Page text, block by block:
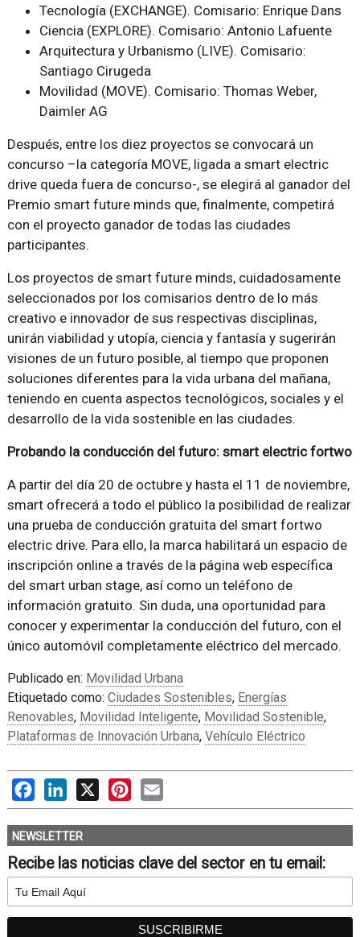
Tecnología (EXCHANGE). Comisario: Enrique Dans
Ciencia (EXPLORE). Comisario: Antonio Lafuente
Arquitectura y Urbanismo (LIVE). Comisario:
Santiago Cirugeda
Movilidad (MOVE). Comisario: Thomas Weber,
Daimler AG
Después, entre los diez proyectos se convocará un
concurso –la categoría MOVE, ligada a smart electric
drive queda fuera de concurso-, se elegirá al ganador del
Premio smart future minds que, finalmente, competirá
con el proyecto ganador de todas las ciudades
participantes.
Los proyectos de smart future minds, cuidadosamente
seleccionados por los comisarios dentro de lo más
creativo e innovador de sus respectivas disciplinas,
unirán viabilidad y utopía, ciencia y fantasía y sugerirán
visiones de un futuro posible, al tiempo que proponen
soluciones diferentes para la vida urbana del mañana,
teniendo en cuenta aspectos tecnológicos, sociales y el
desarrollo de la vida sostenible en las ciudades.
Probando la conducción del futuro: smart electric fortwo
A partir del día 20 de octubre y hasta el 11 de noviembre,
smart ofrecerá a todo el público la posibilidad de realizar
una prueba de conducción gratuita del smart fortwo
electric drive. Para ello, la marca habilitará un espacio de
inscripción online a través de la página web específica
del smart urban stage, así como un teléfono de
información gratuito. Sin duda, una oportunidad para
conocer y experimentar la conducción del futuro, con el
único automóvil completamente eléctrico del mercado.
Publicado en: Movilidad Urbana
Etiquetado como: Ciudades Sostenibles, Energías
Renovables, Movilidad Inteligente, Movilidad Sostenible,
Plataformas de Innovación Urbana, Vehículo Eléctrico
FacebookLinkedIn
X PinterestEmail
NEWSLETTER
Recibe las noticias clave del sector en tu email: